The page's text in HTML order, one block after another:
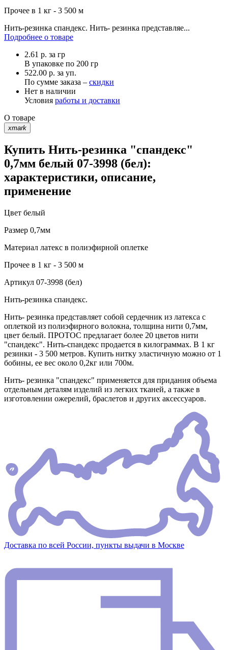
Прочее в 1 кг - 3 500 м
Нить-резинка спандекс. Нить- резинка представляе...
Подробнее о товаре
2.61 р. за гр
В упаковке по 200 гр
522.00 р. за уп.
По сумме заказа – скидки
Нет в наличии
Условия работы и доставки
О товаре
xmark
Купить Нить-резинка "спандекс"
0,7мм белый 07-3998 (бел):
характеристики, описание,
применение
Цвет белый
Размер 0,7мм
Материал латекс в полиэфирной оплетке
Прочее в 1 кг - 3 500 м
Артикул 07-3998 (бел)
Нить-резинка спандекс.
Нить- резинка представляет собой сердечник из латекса с
оплеткой из полиэфирного волокна, толщина нити 0,7мм,
цвет белый. ПРОТОС предлагает более 20 цветов нити
"спандекс". Нить-спандекс продается в килограммах. В 1 кг
резинки - 3 500 метров. Купить нитку эластичную можно от 1
бобины, ее вес около 0,2кг или 700м.
Нить- резинка "спандекс" применяется для придания объема
отдельным деталям изделий из легких тканей, а также в
изготовлении ожерелий, браслетов и других аксессуаров.
Доставка по всей России, пункты выдачи в Москве